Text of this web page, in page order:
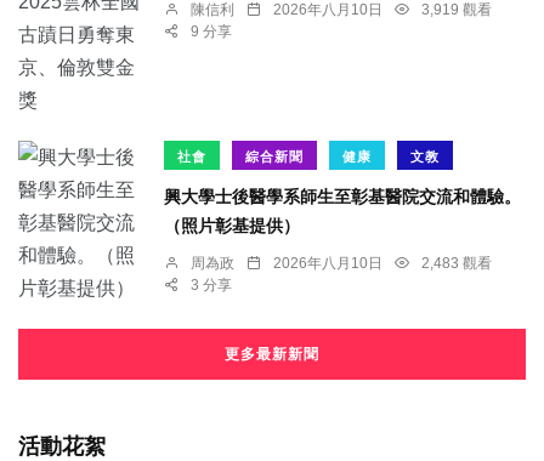
陳信利 2026年八月10日
3,919 觀看
9 分享
社會 綜合新聞 健康 文教
興大學士後醫學系師生至彰基醫院交流和體驗。
（照片彰基提供）
周為政 2026年八月10日
2,483 觀看
3 分享
更多最新新聞
活動花絮